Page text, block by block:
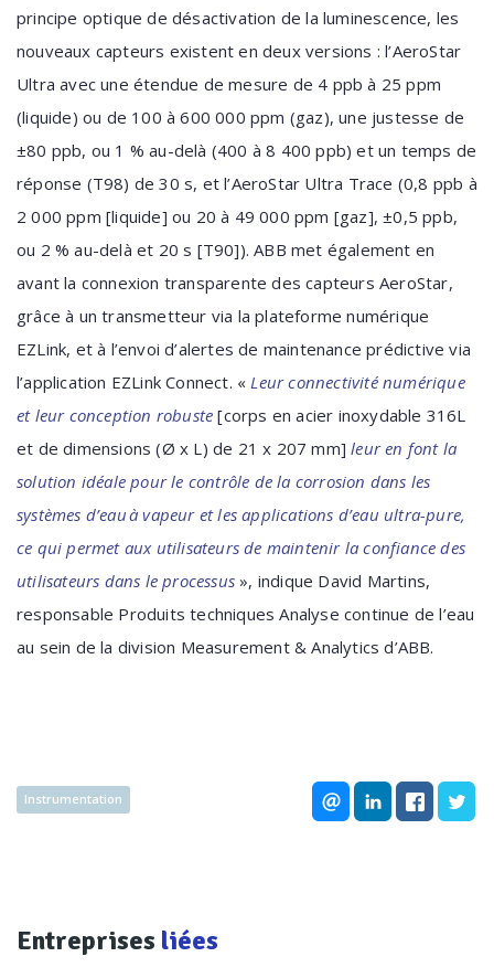
principe optique de désactivation de la luminescence, les
nouveaux capteurs existent en deux versions : l’AeroStar
Ultra avec une étendue de mesure de 4 ppb à 25 ppm
(liquide) ou de 100 à 600 000 ppm (gaz), une justesse de
±80 ppb, ou 1 % au-delà (400 à 8 400 ppb) et un temps de
réponse (T98) de 30 s, et l’AeroStar Ultra Trace (0,8 ppb à
2 000 ppm [liquide] ou 20 à 49 000 ppm [gaz], ±0,5 ppb,
ou 2 % au-delà et 20 s [T90]). ABB met également en
avant la connexion transparente des capteurs AeroStar,
grâce à un transmetteur via la plateforme numérique
EZLink, et à l’envoi d’alertes de maintenance prédictive via
l’application EZLink Connect. «Leur connectivité numérique
et leur conception robuste[corps en acier inoxydable 316L
et de dimensions (Ø x L) de 21 x 207 mm] leur en font la
solution idéale pour le contrôle de la corrosion dans les
systèmes d’eau à vapeur et les applications d’eau ultra-pure,
ce qui permet aux utilisateurs de maintenir la confiance des
utilisateurs dans le processus », indique David Martins,
responsable Produits techniques Analyse continue de l’eau
au sein de la division Measurement & Analytics d’ABB.
Instrumentation
Entreprises liées